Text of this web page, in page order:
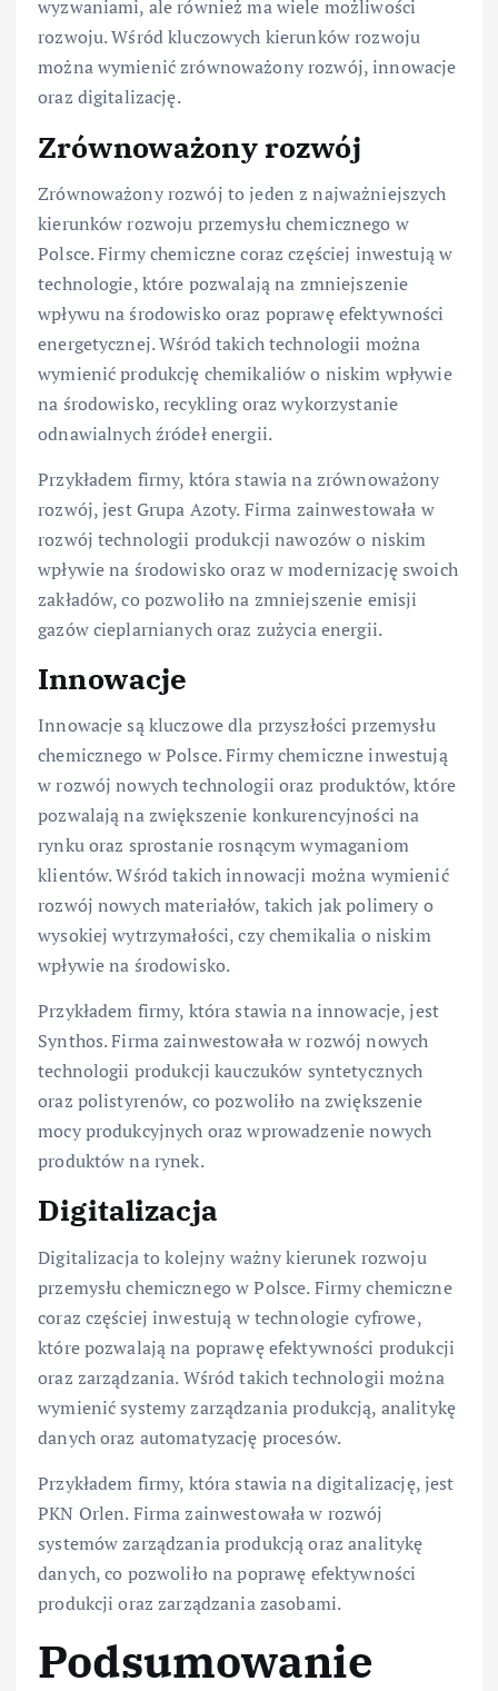
wyzwaniami, ale również ma wiele możliwości
rozwoju. Wśród kluczowych kierunków rozwoju
można wymienić zrównoważony rozwój, innowacje
oraz digitalizację.
Zrównoważony rozwój
Zrównoważony rozwój to jeden z najważniejszych
kierunków rozwoju przemysłu chemicznego w
Polsce. Firmy chemiczne coraz częściej inwestują w
technologie, które pozwalają na zmniejszenie
wpływu na środowisko oraz poprawę efektywności
energetycznej. Wśród takich technologii można
wymienić produkcję chemikaliów o niskim wpływie
na środowisko, recykling oraz wykorzystanie
odnawialnych źródeł energii.
Przykładem firmy, która stawia na zrównoważony
rozwój, jest Grupa Azoty. Firma zainwestowała w
rozwój technologii produkcji nawozów o niskim
wpływie na środowisko oraz w modernizację swoich
zakładów, co pozwoliło na zmniejszenie emisji
gazów cieplarnianych oraz zużycia energii.
Innowacje
Innowacje są kluczowe dla przyszłości przemysłu
chemicznego w Polsce. Firmy chemiczne inwestują
w rozwój nowych technologii oraz produktów, które
pozwalają na zwiększenie konkurencyjności na
rynku oraz sprostanie rosnącym wymaganiom
klientów. Wśród takich innowacji można wymienić
rozwój nowych materiałów, takich jak polimery o
wysokiej wytrzymałości, czy chemikalia o niskim
wpływie na środowisko.
Przykładem firmy, która stawia na innowacje, jest
Synthos. Firma zainwestowała w rozwój nowych
technologii produkcji kauczuków syntetycznych
oraz polistyrenów, co pozwoliło na zwiększenie
mocy produkcyjnych oraz wprowadzenie nowych
produktów na rynek.
Digitalizacja
Digitalizacja to kolejny ważny kierunek rozwoju
przemysłu chemicznego w Polsce. Firmy chemiczne
coraz częściej inwestują w technologie cyfrowe,
które pozwalają na poprawę efektywności produkcji
oraz zarządzania. Wśród takich technologii można
wymienić systemy zarządzania produkcją, analitykę
danych oraz automatyzację procesów.
Przykładem firmy, która stawia na digitalizację, jest
PKN Orlen. Firma zainwestowała w rozwój
systemów zarządzania produkcją oraz analitykę
danych, co pozwoliło na poprawę efektywności
produkcji oraz zarządzania zasobami.
Podsumowanie